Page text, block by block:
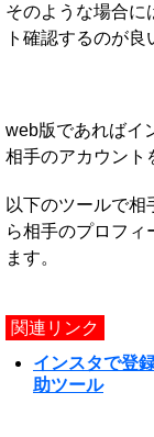
そのような場合に
ト確認するのが良
web版であればイ
相手のアカウント
以下のツールで
ら相手のプロフィ
ます。
関連リンク
インスタで登
助ツール